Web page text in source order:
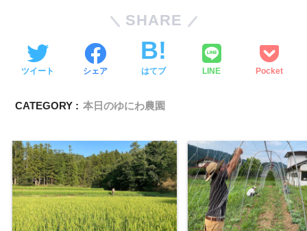
SHARE
ツイート シェア はてブ LINE Pocket
CATEGORY : 本日のゆにわ農園